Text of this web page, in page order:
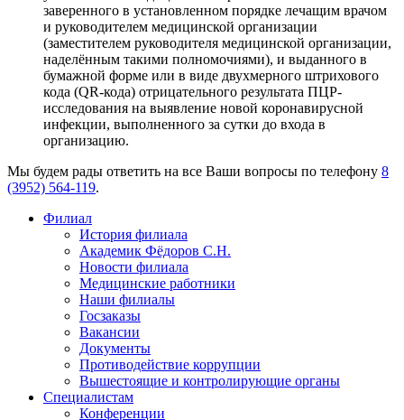
заверенного в установленном порядке лечащим врачом
и руководителем медицинской организации
(заместителем руководителя медицинской организации,
наделённым такими полномочиями), и выданного в
бумажной форме или в виде двухмерного штрихового
кода (QR-кода) отрицательного результата ПЦР-
исследования на выявление новой коронавирусной
инфекции, выполненного за сутки до входа в
организацию.
Мы будем рады ответить на все Ваши вопросы по телефону 8
(3952) 564-119.
Филиал
История филиала
Академик Фёдоров С.Н.
Новости филиала
Медицинские работники
Наши филиалы
Госзаказы
Вакансии
Документы
Противодействие коррупции
Вышестоящие и контролирующие органы
Специалистам
Конференции